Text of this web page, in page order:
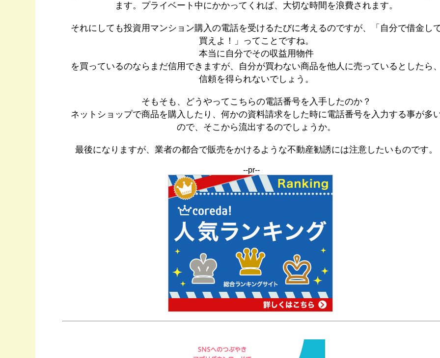
ます。プライベート中にかかってくれば、大切な時間を浪費されます。
それにしても投資用マンション購入の電話を受けるたびに考えるのですが、「自分で借金し
買えよ！」ってことですね。
本当に自分でその収益用物件
を買っているのならまだ信用できますが、自分が買わない商品を他人に売っているとしたら
信頼を得られないでしょう。
そもそも、どうやってこちらの電話番号を入手したのか？
ネットショップで商品を購入したり、何かの資料請求をした時に電話番号を入力する事が多
ので、そこから流出するのでしょうか。
最後になりますが、業者の都合で販売をかけるような不動産勧誘には注意したいものです。
--pr--